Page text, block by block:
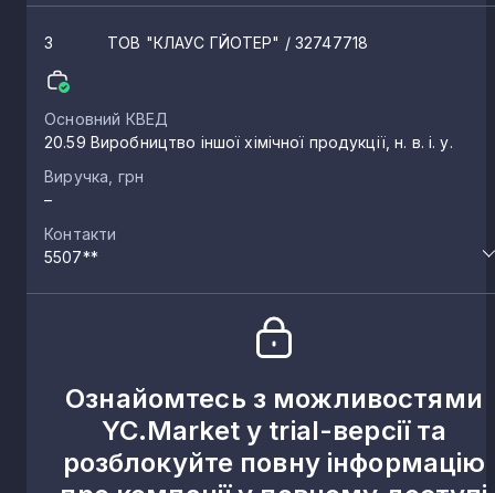
3 ТОВ "КЛАУС ГЙОТЕР" / 32747718
Основний КВЕД
20.59 Виробництво іншої хімічної продукції, н. в. і. у.
Виручка, грн
–
Контакти
5507**
Ознайомтесь з можливостями
YC.Market у trial-версії та
розблокуйте повну інформацію